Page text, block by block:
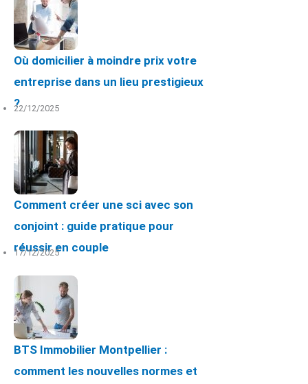
Où domicilier à moindre prix votre
entreprise dans un lieu prestigieux
?
22/12/2025
Comment créer une sci avec son
conjoint : guide pratique pour
réussir en couple
17/12/2025
BTS Immobilier Montpellier :
comment les nouvelles normes et